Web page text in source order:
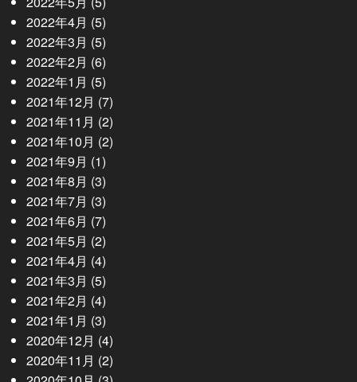
2022年4月 (5)
2022年3月 (5)
2022年2月 (6)
2022年1月 (5)
2021年12月 (7)
2021年11月 (2)
2021年10月 (2)
2021年9月 (1)
2021年8月 (3)
2021年7月 (3)
2021年6月 (7)
2021年5月 (2)
2021年4月 (4)
2021年3月 (5)
2021年2月 (4)
2021年1月 (3)
2020年12月 (4)
2020年11月 (2)